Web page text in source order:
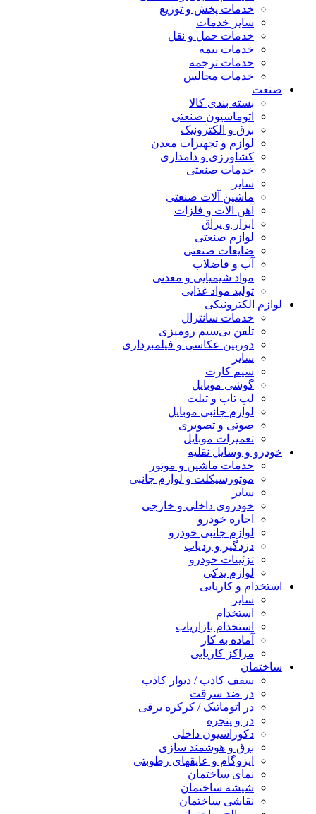
خدمات پخش و توزیع
سایر خدمات
خدمات حمل و نقل
خدمات بیمه
خدمات ترجمه
خدمات مجالس
صنعت
بسته بندی کالا
اتوماسیون صنعتی
برق و الکترونیک
لوازم و تجهیزات معدن
کشاورزی و دامداری
خدمات صنعتی
سایر
ماشین آلات صنعتی
آهن آلات و فلزات
ابزار و یراق
لوازم صنعتی
ضایعات صنعتی
آب و فاضلاب
مواد شیمیایی و معدنی
تولید مواد غذایی
لوازم الکترونیکی
خدمات سانترال
تلفن بی‌سیم رومیزی
دوربین عکاسی و فیلمبرداری
سایر
سیم کارت
گوشی موبایل
لپ تاپ و تبلت
لوازم جانبی موبایل
صوتی و تصویری
تعمیرات موبایل
خودرو و وسایل نقلیه
خدمات ماشین و موتور
موتورسیکلت و لوازم جانبی
سایر
خودروی داخلی و خارجی
اجاره خودرو
لوازم جانبی خودرو
دزدگیر و ردیاب
تزئینات خودرو
لوازم یدکی
استخدام و کاریابی
سایر
استخدام
استخدام بازاریاب
آماده به کار
مراکز کاریابی
ساختمان
سقف کاذب / دیوار کاذب
در ضد سرقت
در اتوماتیک / کرکره برقی
در و پنجره
دکوراسیون داخلی
برق و هوشمند سازی
ایزوگام و عایقهای رطوبتی
نمای ساختمان
شیشه ساختمان
نقاشی ساختمان